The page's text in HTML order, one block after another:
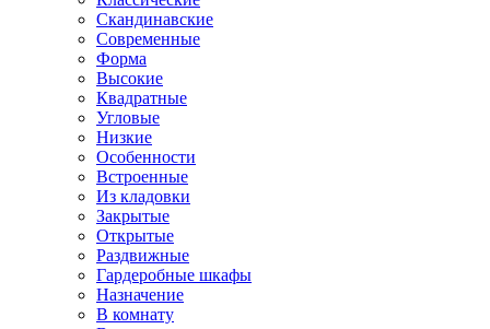
Скандинавские
Современные
Форма
Высокие
Квадратные
Угловые
Низкие
Особенности
Встроенные
Из кладовки
Закрытые
Открытые
Раздвижные
Гардеробные шкафы
Назначение
В комнату